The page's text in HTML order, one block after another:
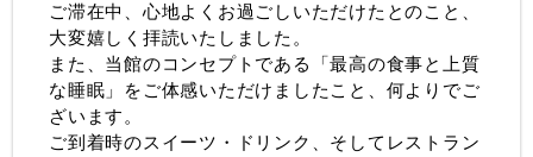
ご滞在中、心地よくお過ごしいただけたとのこと、
大変嬉しく拝読いたしました。
また、当館のコンセプトである「最高の食事と上質
な睡眠」をご体感いただけましたこと、何よりでご
ざいます。
ご到着時のスイーツ・ドリンク、そしてレストラン